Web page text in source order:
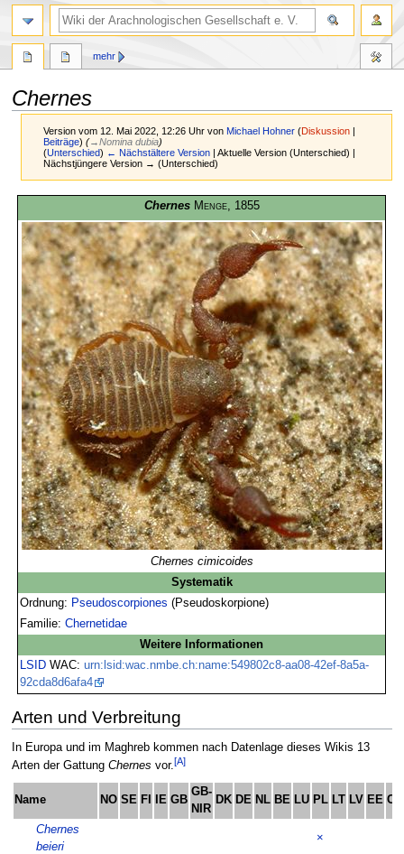
Chernes
Version vom 12. Mai 2022, 12:26 Uhr vonMichael Hohner (Diskussion |
Beiträge) (→Nomina dubia)
(Unterschied) ← Nächstältere Version | Aktuelle Version (Unterschied) |
Nächstjüngere Version → (Unterschied)
Navigation
springen
Suche
springen
Chernes Menge, 1855
Chernes cimicoides
Systematik
Ordnung: Pseudoscorpiones (Pseudoskorpione)
Familie:Chernetidae
Weitere Informationen
LSID WAC:urn:lsid:wac.nmbe.ch:name:549802c8-aa08-42ef-8a5a-
92cda8d6afa4
Arten und Verbreitung
In Europa und im Maghreb kommen nach Datenlage dieses Wikis 13
Arten der Gattung Chernes vor.[A]
Name NO SE FI IE GB
GB-
NIR
DK DE NL BE LU PL LT LV EE CH
Chernes
beieri
×
mehr